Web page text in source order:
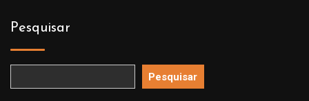
Pesquisar
Pesquisar